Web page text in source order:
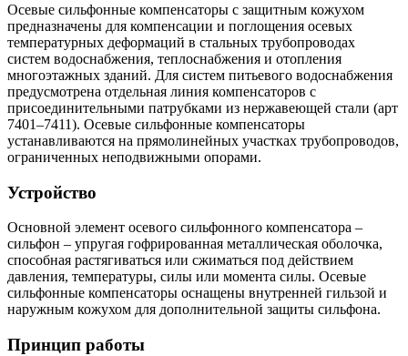
Осевые сильфонные компенсаторы с защитным кожухом
предназначены для компенсации и поглощения осевых
температурных деформаций в стальных трубопроводах
систем водоснабжения, теплоснабжения и отопления
многоэтажных зданий. Для систем питьевого водоснабжения
предусмотрена отдельная линия компенсаторов с
присоединительными патрубками из нержавеющей стали (арт
7401–7411). Осевые сильфонные компенсаторы
устанавливаются на прямолинейных участках трубопроводов,
ограниченных неподвижными опорами.
Устройство
Основной элемент осевого сильфонного компенсатора –
сильфон – упругая гофрированная металлическая оболочка,
способная растягиваться или сжиматься под действием
давления, температуры, силы или момента силы. Осевые
сильфонные компенсаторы оснащены внутренней гильзой и
наружным кожухом для дополнительной защиты сильфона.
Принцип работы